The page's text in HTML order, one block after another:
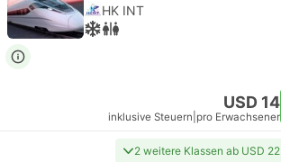
HK INT
USD 14
inklusive Steuern pro Erwachsener
2 weitere Klassen ab USD 22